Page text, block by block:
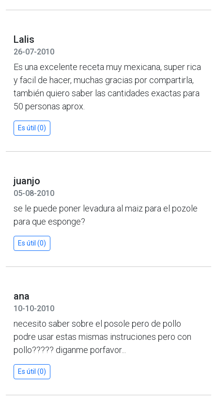
Lalis
26-07-2010
Es una excelente receta muy mexicana, super rica
y facil de hacer, muchas gracias por compartirla,
también quiero saber las cantidades exactas para
50 personas aprox.
Es útil (0)
juanjo
05-08-2010
se le puede poner levadura al maiz para el pozole
para que esponge?
Es útil (0)
ana
10-10-2010
necesito saber sobre el posole pero de pollo
podre usar estas mismas instruciones pero con
pollo????? diganme porfavor...
Es útil (0)